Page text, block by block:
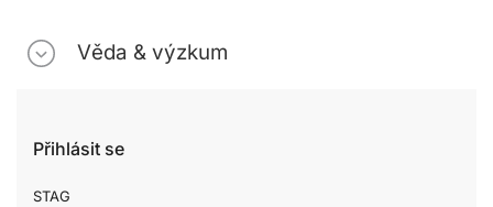
Věda & výzkum
Přihlásit se
STAG